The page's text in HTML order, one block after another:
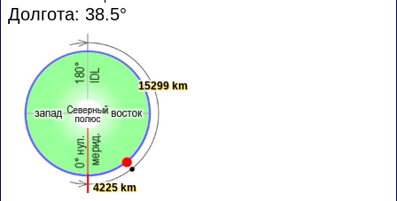
Долгота: 38.5°
4225 km
15299 km